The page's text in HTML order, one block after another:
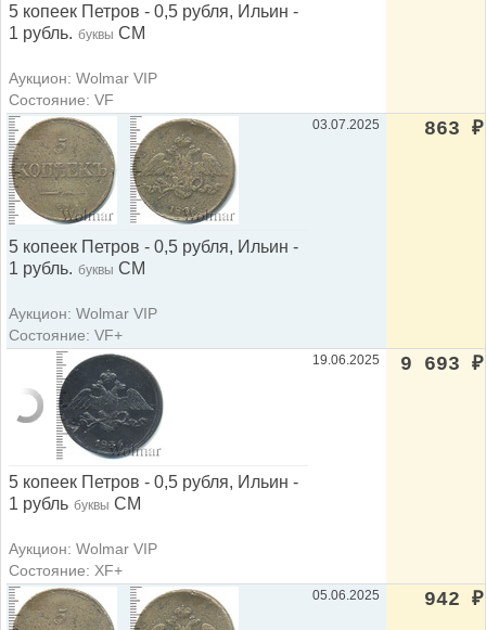
5 копеек Петров - 0,5 рубля, Ильин -
1 рубль. буквы СМ
Аукцион: Wolmar VIP
Состояние: VF
5 копеек Петров - 0,5 рубля, Ильин -
1 рубль. буквы СМ
Аукцион: Wolmar VIP
Состояние: VF+
03.07.2025 863 ₽
5 копеек Петров - 0,5 рубля, Ильин -
1 рубль буквы СМ
Аукцион: Wolmar VIP
Состояние: XF+
19.06.2025 9 693 ₽
05.06.2025 942 ₽